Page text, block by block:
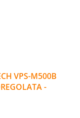
VPS-M500B
-